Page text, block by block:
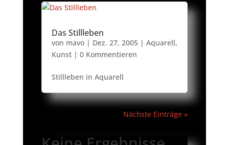
Das Stillleben
von mavo| Dez. 27, 2005| Aquarell,
Kunst| 0 Kommentieren
Stillleben in Aquarell
Nächste Einträge »